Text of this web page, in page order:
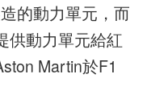
的動力單元，而
供動力單元給紅
Martin於F1